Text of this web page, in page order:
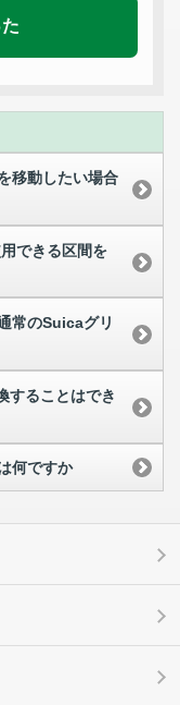
移動したい場合
できる区間を
常のSuicaグリ
することはでき
何ですか